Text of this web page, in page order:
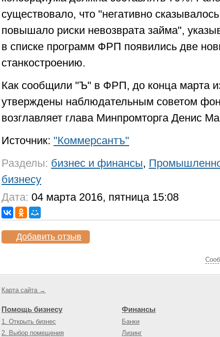
существовало, что "негативно
повышало риски невозврата займа",
в списке программ ФРП появились две
станкостроению.
Как сообщили "Ъ" в ФРП, до конца марта
утверждены наблюдательным советом
возглавляет глава Минпромторга Денис
Источник: "Коммерсантъ"
Разделы: бизнес и финансы,
бизнесу
Дата: 04 марта 2016, пятница 15:08
Добавить отзыв
Карта сайта →
Помощь бизнесу
1. Открыть бизнес
2. Выбор помещения
Финансы
Банки
Лизинг